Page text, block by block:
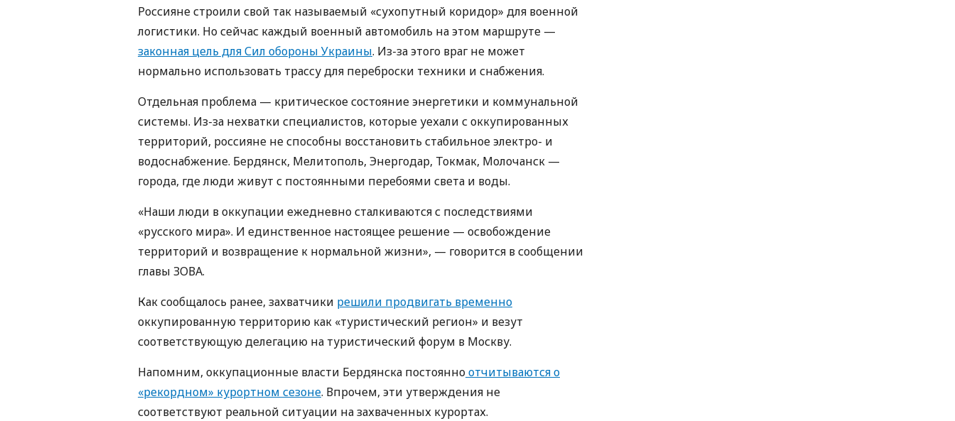
Россияне строили свой так называемый «сухопутный коридор» для военной
логистики. Но сейчас каждый военный автомобиль на этом маршруте —
законная цель для Сил обороны Украины. Из-за этого враг не может
нормально использовать трассу для переброски техники и снабжения.
Отдельная проблема — критическое состояние энергетики и коммунальной
системы. Из-за нехватки специалистов, которые уехали с оккупированных
территорий, россияне не способны восстановить стабильное электро- и
водоснабжение. Бердянск, Мелитополь, Энергодар, Токмак, Молочанск —
города, где люди живут с постоянными перебоями света и воды.
«Наши люди в оккупации ежедневно сталкиваются с последствиями
«русского мира». И единственное настоящее решение — освобождение
территорий и возвращение к нормальной жизни», — говорится в сообщении
главы ЗОВА.
Как сообщалось ранее, захватчики решили продвигать временно
оккупированную территорию как «туристический регион» и везут
соответствующую делегацию на туристический форум в Москву.
Напомним, оккупационные власти Бердянска постоянноотчитываются о
«рекордном» курортном сезоне. Впрочем, эти утверждения не
соответствуют реальной ситуации на захваченных курортах.